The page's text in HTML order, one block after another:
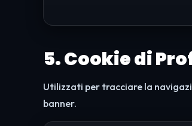
5. Cookie di
Utilizzati per tracciare la
banner.